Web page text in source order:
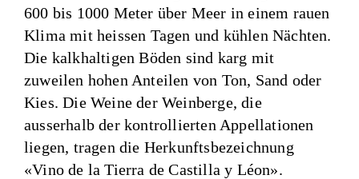
600 bis 1000 Meter über Meer in einem rauen
Klima mit heissen Tagen und kühlen Nächten.
Die kalkhaltigen Böden sind karg mit
zuweilen hohen Anteilen von Ton, Sand oder
Kies. Die Weine der Weinberge, die
ausserhalb der kontrollierten Appellationen
liegen, tragen die Herkunftsbezeichnung
«Vino de la Tierra de Castilla y Léon».